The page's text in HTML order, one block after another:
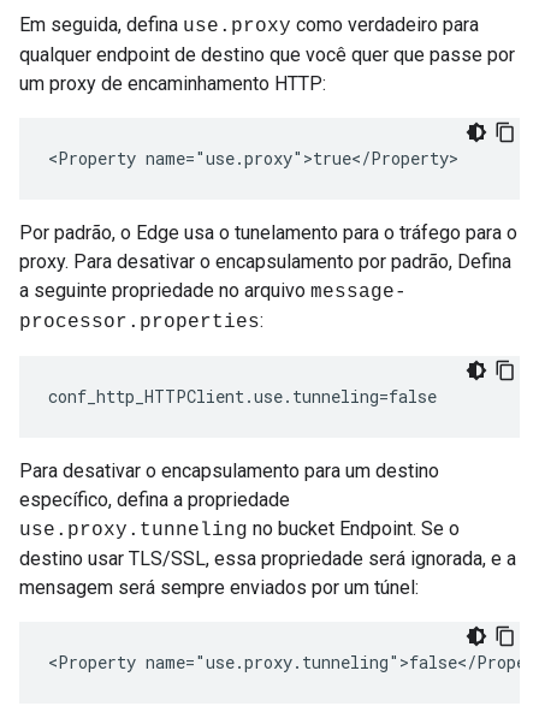
Em seguida, defina use.proxy como verdadeiro para
qualquer endpoint de destino que você quer que passe por
um proxy de encaminhamento HTTP:
<Property name="use.proxy">true</Property>
Por padrão, o Edge usa o tunelamento para o tráfego para o
proxy. Para desativar o encapsulamento por padrão, Defina
a seguinte propriedade no arquivo message-
processor.properties:
conf_http_HTTPClient.use.tunneling=false
Para desativar o encapsulamento para um destino
específico, defina a propriedade
use.proxy.tunneling no bucket Endpoint. Se o
destino usar TLS/SSL, essa propriedade será ignorada, e a
mensagem será sempre enviados por um túnel:
<Property name="use.proxy.tunneling">false</